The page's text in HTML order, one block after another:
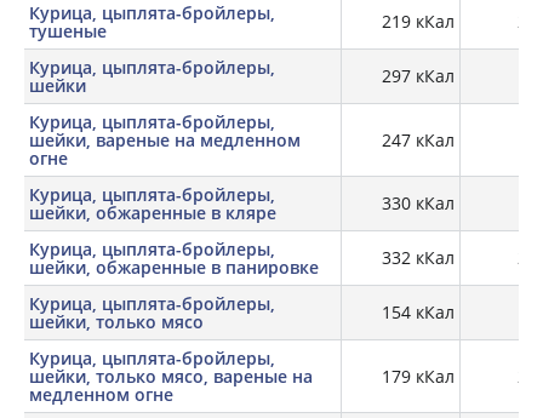
Курица, цыплята-бройлеры,
тушеные 219 кКал
Курица, цыплята-бройлеры,
шейки 297 кКал
Курица, цыплята-бройлеры,
шейки, вареные на медленном
огне
247 кКал
Курица, цыплята-бройлеры,
шейки, обжаренные в кляре 330 кКал
Курица, цыплята-бройлеры,
шейки, обжаренные в панировке 332 кКал
Курица, цыплята-бройлеры,
шейки, только мясо 154 кКал
Курица, цыплята-бройлеры,
шейки, только мясо, вареные на
медленном огне
179 кКал